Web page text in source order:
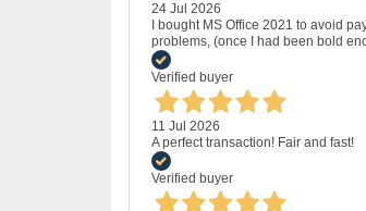
24 Jul 2026
I bought MS Office 2021 to avoid
problems, (once I had been bold
Verified buyer
11 Jul 2026
A perfect transaction! Fair and fast!
Verified buyer